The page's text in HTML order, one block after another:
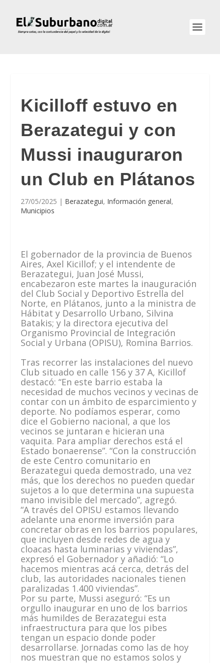
Kicilloff estuvo en
Berazategui y con
Mussi inauguraron
un Club en Plátanos
27/05/2025 | Berazategui, Información general,
Municipios
El gobernador de la provincia de Buenos
Aires, Axel Kicillof; y el intendente de
Berazategui, Juan José Mussi,
encabezaron este martes la inauguración
del Club Social y Deportivo Estrella del
Norte, en Plátanos, junto a la ministra de
Hábitat y Desarrollo Urbano, Silvina
Batakis; y la directora ejecutiva del
Organismo Provincial de Integración
Social y Urbana (OPISU), Romina Barrios.
Tras recorrer las instalaciones del nuevo
Club situado en calle 156 y 37 A, Kicillof
destacó: “En este barrio estaba la
necesidad de muchos vecinos y vecinas de
contar con un ámbito de esparcimiento y
deporte. No podíamos esperar, como
dice el Gobierno nacional, a que los
vecinos se juntaran e hicieran una
vaquita. Para ampliar derechos está el
Estado bonaerense”. “Con la construcción
de este Centro comunitario en
Berazategui queda demostrado, una vez
más, que los derechos no pueden quedar
sujetos a lo que determina una supuesta
mano invisible del mercado”, agregó.
“A través del OPISU estamos llevando
adelante una enorme inversión para
concretar obras en los barrios populares,
que incluyen desde redes de agua y
cloacas hasta luminarias y viviendas”,
expresó el Gobernador y añadió: “Lo
hacemos mientras acá cerca, detrás del
club, las autoridades nacionales tienen
paralizadas 1.400 viviendas”.
Por su parte, Mussi aseguró: “Es un
orgullo inaugurar en uno de los barrios
más humildes de Berazategui esta
infraestructura para que los pibes
tengan un espacio donde poder
desarrollarse. Jornadas como las de hoy
nos muestran que no estamos solos y